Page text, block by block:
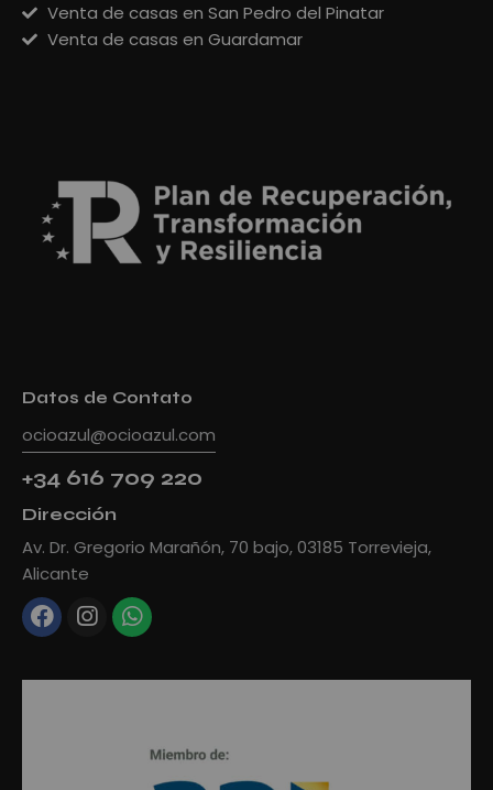
Venta de casas en San Pedro del Pinatar
Venta de casas en Guardamar
Datos de Contato
ocioazul@ocioazul.com
+34 616 709 220
Dirección
Av. Dr. Gregorio Marañón, 70 bajo, 03185 Torrevieja,
Alicante